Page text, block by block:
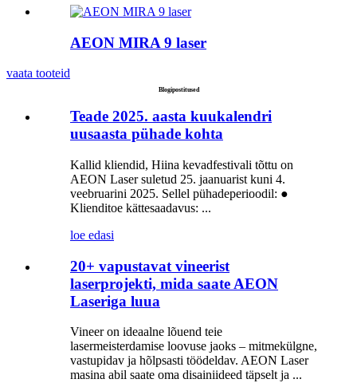
AEON MIRA 9 laser
vaata tooteid
Blogipostitused
Teade 2025. aasta kuukalendri
uusaasta pühade kohta
Kallid kliendid, Hiina kevadfestivali tõttu on
AEON Laser suletud 25. jaanuarist kuni 4.
veebruarini 2025. Sellel pühadeperioodil: ●
Klienditoe kättesaadavus: ...
loe edasi
20+ vapustavat vineerist
laserprojekti, mida saate AEON
Laseriga luua
Vineer on ideaalne lõuend teie
lasermeisterdamise loovuse jaoks – mitmekülgne,
vastupidav ja hõlpsasti töödeldav. AEON Laser
masina abil saate oma disainiideed täpselt ja ...